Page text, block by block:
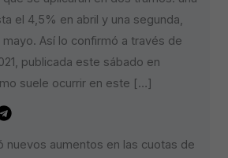
el 4,5% en abril y una segunda,
Así lo confirmó a través de
publicada este sábado en
suele ocurrir en este […]
nuevos aumentos en las cuotas de